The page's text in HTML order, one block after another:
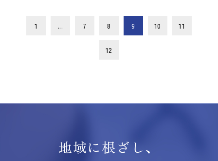
1 ... 7 8 9 10 11
12
地域に根ざし、